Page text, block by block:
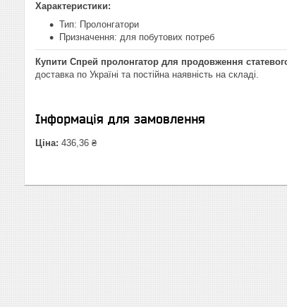
Характеристики:
Тип: Пролонгатори
Призначення: для побутових потреб
Купити Спрей пролонгатор для продовження
доставка по Україні та постійна наявність на складі.
Інформація для замовлення
Ціна: 436,36 ₴